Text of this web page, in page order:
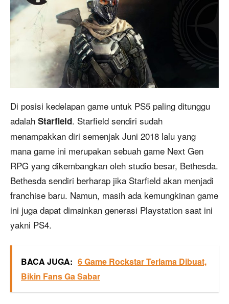
Di posisi kedelapan game untuk PS5 paling ditunggu
adalah Starfield. Starfield sendiri sudah
menampakkan diri semenjak Juni 2018 lalu yang
mana game ini merupakan sebuah game Next Gen
RPG yang dikembangkan oleh studio besar, Bethesda.
Bethesda sendiri berharap jika Starfield akan menjadi
franchise baru. Namun, masih ada kemungkinan game
ini juga dapat dimainkan generasi Playstation saat ini
yakni PS4.
BACA JUGA: 6 Game Rockstar Terlama Dibuat,
Bikin Fans Ga Sabar